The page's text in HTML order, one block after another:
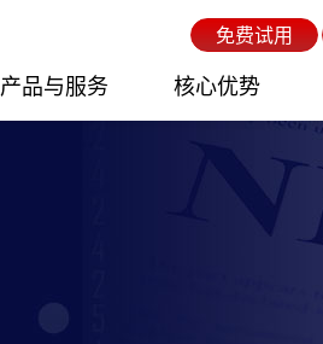
免费试用
产品与服务 核心优势